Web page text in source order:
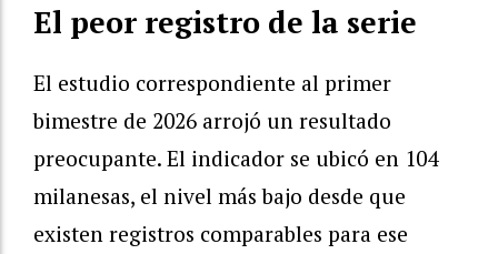
El peor registro de la serie
El estudio correspondiente al primer
bimestre de 2026 arrojó un resultado
preocupante. El indicador se ubicó en 104
milanesas, el nivel más bajo desde que
existen registros comparables para ese